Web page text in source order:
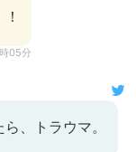
05分
、トラウマ。